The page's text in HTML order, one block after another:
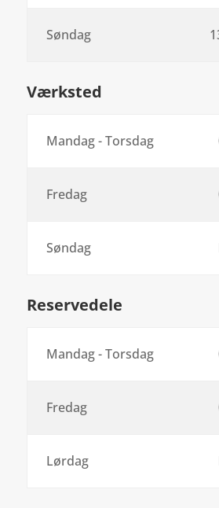
Søndag
Værksted
Mandag - Torsdag
Fredag
Søndag
Reservedele
Mandag - Torsdag
Fredag
Lørdag